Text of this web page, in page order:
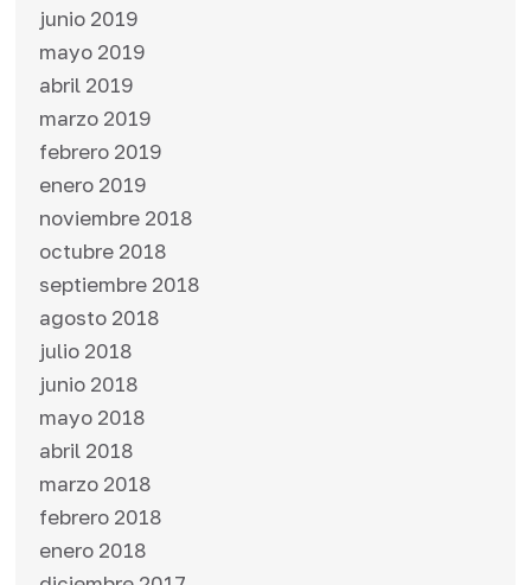
junio 2019
mayo 2019
abril 2019
marzo 2019
febrero 2019
enero 2019
noviembre 2018
octubre 2018
septiembre 2018
agosto 2018
julio 2018
junio 2018
mayo 2018
abril 2018
marzo 2018
febrero 2018
enero 2018